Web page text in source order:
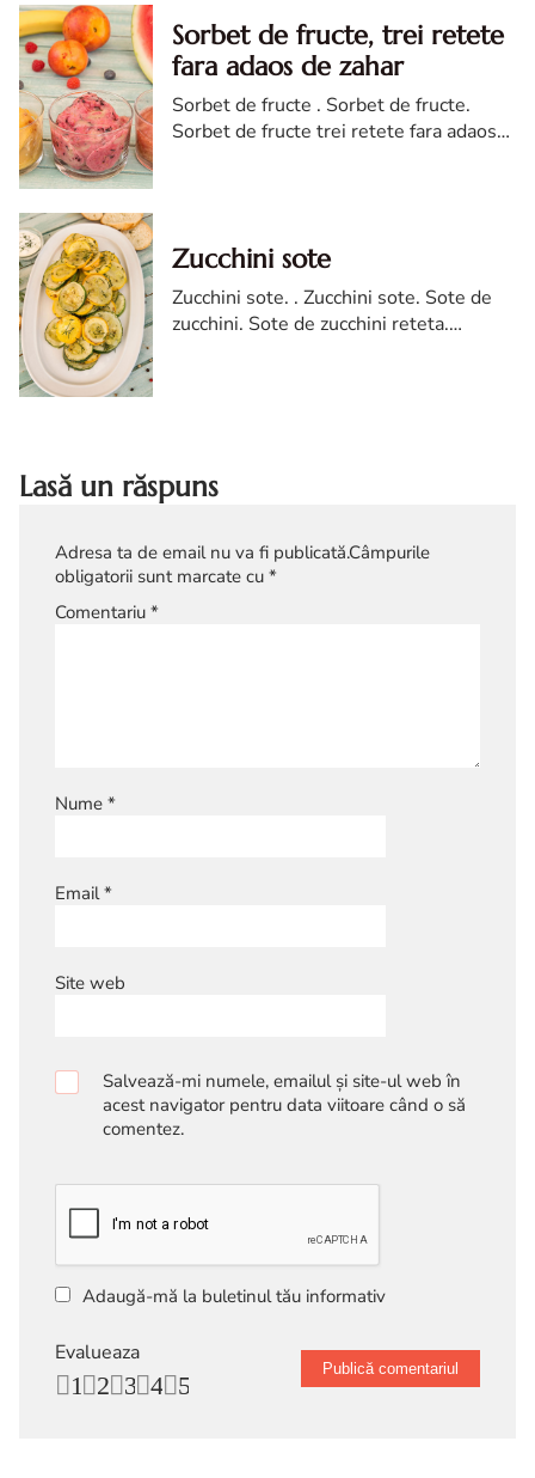
Sorbet de fructe, trei retete
fara adaos de zahar
Sorbet de fructe . Sorbet de fructe.
Sorbet de fructe trei retete fara adaos
Zucchini sote
Zucchini sote. . Zucchini sote. Sote de
zucchini. Sote de zucchini reteta.
Lasă un răspuns
Adresa ta de email nu va fi publicată.Câmpurile
obligatorii sunt marcate cu *
Comentariu *
Nume *
Email*
Site web
Salvează-mi numele, emailul și site-ul web în
acest navigator pentru data viitoare când o să
comentez.
Adaugă-mă la buletinul tău informativ
Evalueaza
5
4
3
2
1